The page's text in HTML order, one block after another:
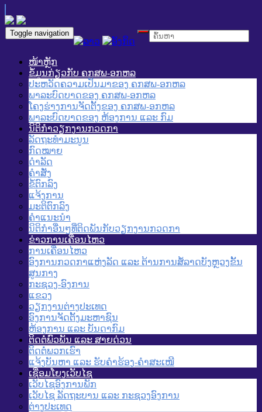
Toggle navigation
ໜ້າຫຼັກ
ຂໍ້ມູນກ່ຽວກັບ ຄກສພ-ອກຫລ
ປະຫວັດຄວາມເປັນມາຂອງ ຄກສພ-ອກຫລ
ພາລະບົດບາດຂອງ ຄກສພ-ອກຫລ
ໂຄງຮ່າງການຈັດຕັ້ງຂອງ ຄກສພ-ອກຫລ
ພາລະບົດບາດຂອງ ຫ້ອງການ ແລະ ກົມ
ນິຕິກໍາວຽກງານກວດກາ
ລັດຖະທໍາມະນູນ
ກົດໝາຍ
ດໍາລັດ
ຄໍາສັ່ງ
ຂໍ້ຕົກລົງ
ແຈ້ງການ
ມະຕິຕົກລົງ
ຄໍາແນະນໍາ
ນິຕິກໍາອື່ນໆທີ່ຕິດພັນກັບວຽກງານກວດກາ
ຂ່າວການເຄື່ອນໄຫວ
ການເຄື່ອນໄຫວ
ອົງການກວດກາແຫ່ງລັດ ແລະ ຕ້ານການສໍ້ລາດບັງຫຼວງຂັ້ນ
ສູນກາງ
ກະຊວງ-ອົງການ
ແຂວງ
ວຽກງານຕ່າງປະເທດ
ອົງການຈັດຕັ້ງມະຫາຊົນ
ຫ້ອງການ ແລະ ບັນດາກົມ
ຕິດຕໍ່ພົວພັນ ແລະ ສາຍດ່ວນ
ຕິດຕໍ່ພວກເຮົາ
ແຈ້ງບັນຫາ ແລະ ຮັບຄໍາຮ້ອງ-ຄໍາສະເໜີ
ເຊື່ອມໂຍງເວັບໄຊ
ເວັບໄຊອົງການພັກ
ເວັບໄຊ ລັດຖະບານ ແລະ ກະຊວງອົງການ
ຕ່າງປະເທດ